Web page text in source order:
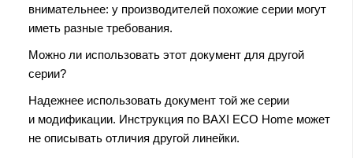
внимательнее: у производителей похожие серии могут
иметь разные требования.
Можно ли использовать этот документ для другой
серии?
Надежнее использовать документ той же серии
и модификации. Инструкция по BAXI ECO Home может
не описывать отличия другой линейки.